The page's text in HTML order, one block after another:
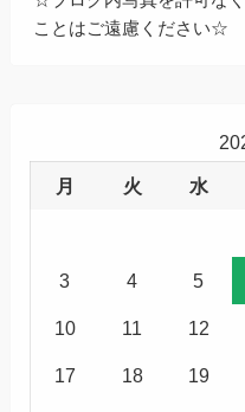
ことはご遠慮ください☆
月 火 水
3 4 5
10 11 12
17 18 19